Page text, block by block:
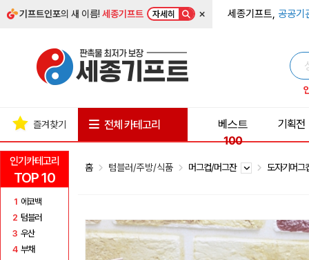
기프트인포의 새 이름!세종기프트 자세히 × 세종기프트, 공공기
인기카테고리
TOP 10
1 에코백
2 텀블러
3 우산
4 부채
즐겨찾기 전체 카테고리
베스트
100
기획전
홈 텀블러/주방/식품 머그컵/머그잔 도자기머